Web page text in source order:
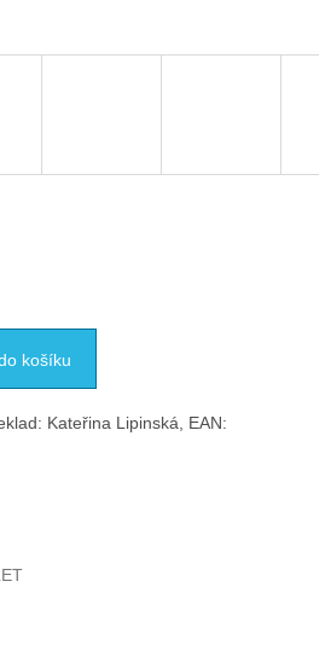
košíku
Kateřina Lipinská, EAN: